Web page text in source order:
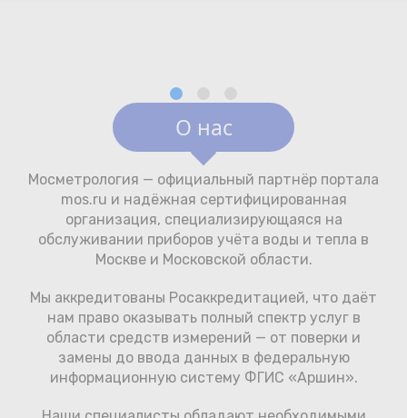
О нас
Мосметрология — официальный партнёр портала
mos.ru и надёжная сертифицированная
организация, специализирующаяся на
обслуживании приборов учёта воды и тепла в
Москве и Московской области.
Мы аккредитованы Росаккредитацией, что даёт
нам право оказывать полный спектр услуг в
области средств измерений — от поверки и
замены до ввода данных в федеральную
информационную систему ФГИС «Аршин».